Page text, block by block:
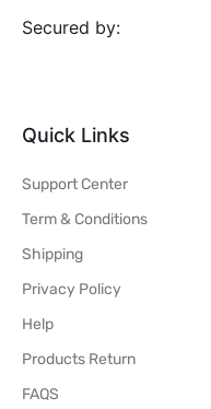
Secured by:
Quick Links
Support Center
Term & Conditions
Shipping
Privacy Policy
Help
Products Return
FAQS